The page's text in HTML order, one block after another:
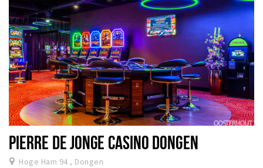
PIERRE DE JONGE CASINO DONGEN
Hoge Ham 94 , Dongen